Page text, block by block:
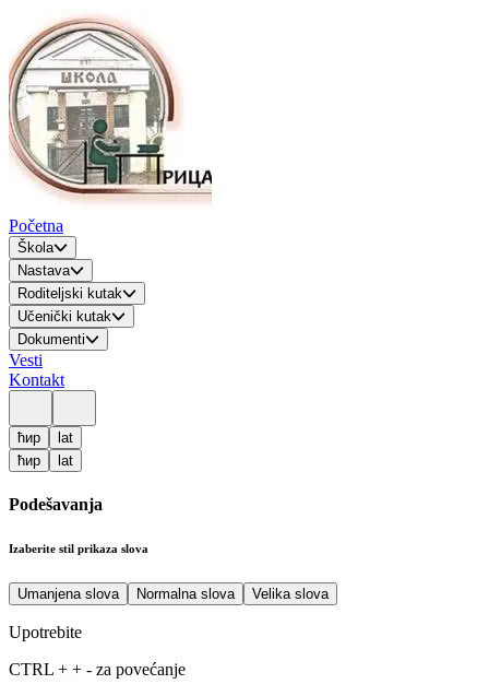
Početna
Škola
Nastava
Roditeljski kutak
Učenički kutak
Dokumenti
Vesti
Kontakt
ћир
lat
ћир
lat
Podešavanja
Izaberite stil prikaza slova
Umanjena slova Normalna slova Velika slova
Upotrebite
CTRL + + - za povećanje